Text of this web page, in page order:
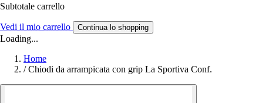
Subtotale carrello
Vedi il mio carrello Continua lo shopping
Loading...
Home
/ Chiodi da arrampicata con grip La Sportiva Conf.